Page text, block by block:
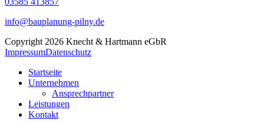
info@bauplanung-pilny.de
Copyright 2026 Knecht & Hartmann eGbR
ImpressumDatenschutz
Startseite
Unternehmen
Ansprechpartner
Leistungen
Kontakt